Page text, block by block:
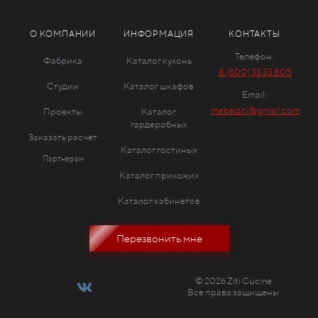
О КОМПАНИИ
Фабрика
Студии
Проекты
Заказать расчет
Партнерам
ИНФОРМАЦИЯ
Каталог кухонь
Каталог шкафов
Каталог
гардеробных
Каталог гостиных
Каталог прихожих
Каталог кабинетов
КОНТАКТЫ
Телефон:
8 (800) 33 33 805
Email:
mebelziti@gmail.com
Перезвонить мне
© 2026 Ziti Cucine
Все права защищены